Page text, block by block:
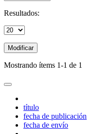
Resultados:
Modificar
Mostrando ítems 1-1 de 1
título
fecha de publicación
fecha de envío